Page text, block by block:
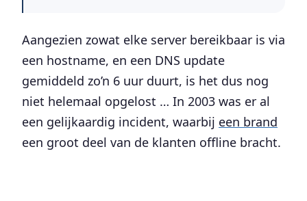
Aangezien zowat elke server bereikbaar is via
een hostname, en een DNS update
gemiddeld zo’n 6 uur duurt, is het dus nog
niet helemaal opgelost … In 2003 was er al
een gelijkaardig incident, waarbij een brand
een groot deel van de klanten offline bracht.